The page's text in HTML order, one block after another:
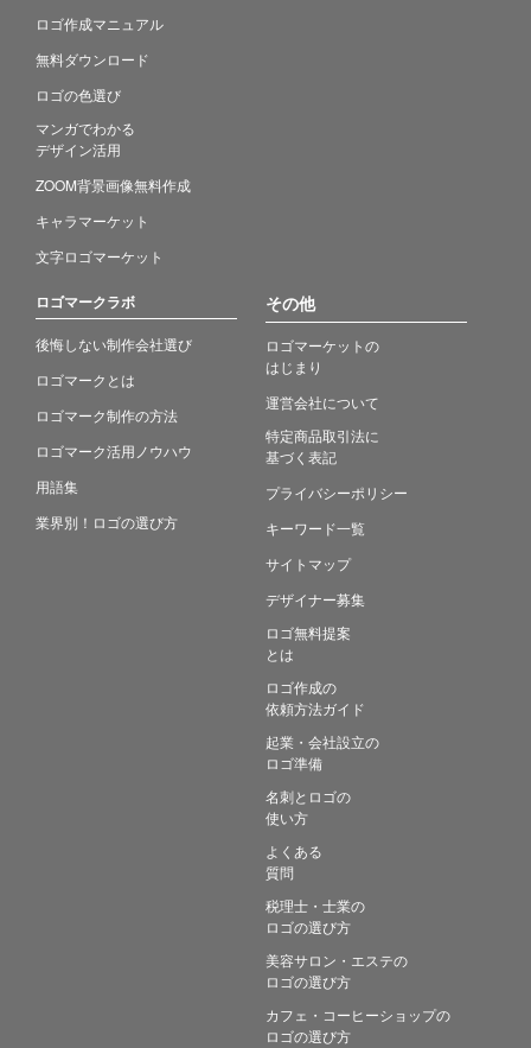
ロゴ作成マニュアル
無料ダウンロード
ロゴの色選び
マンガでわかる
デザイン活用
ZOOM背景画像無料作成
キャラマーケット
文字ロゴマーケット
ロゴマークラボ
後悔しない制作会社選び
ロゴマークとは
ロゴマーク制作の方法
ロゴマーク活用ノウハウ
用語集
業界別！ロゴの選び方
その他
ロゴマーケットの
はじまり
運営会社について
特定商品取引法に
基づく表記
プライバシーポリシー
キーワード一覧
サイトマップ
デザイナー募集
ロゴ無料提案
とは
ロゴ作成の
依頼方法ガイド
起業・会社設立の
ロゴ準備
名刺とロゴの
使い方
よくある
質問
税理士・士業の
ロゴの選び方
美容サロン・エステの
ロゴの選び方
カフェ・コーヒーショップの
ロゴの選び方